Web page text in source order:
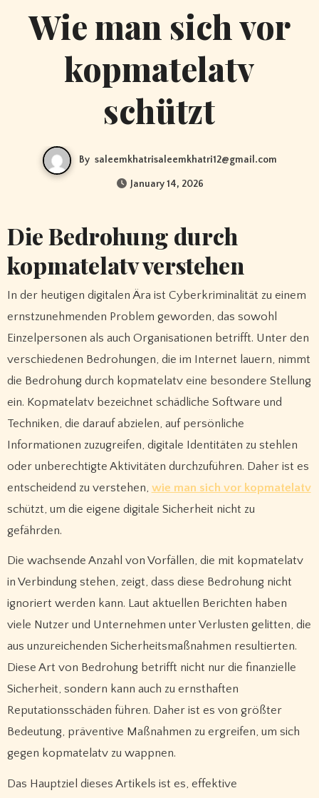
Wie man sich vor
kopmatelatv
schützt
By saleemkhatrisaleemkhatri12@gmail.com
January 14, 2026
Die Bedrohung durch
kopmatelatv verstehen
In der heutigen digitalen Ära ist Cyberkriminalität zu einem
ernstzunehmenden Problem geworden, das sowohl
Einzelpersonen als auch Organisationen betrifft. Unter den
verschiedenen Bedrohungen, die im Internet lauern, nimmt
die Bedrohung durch kopmatelatv eine besondere Stellung
ein. Kopmatelatv bezeichnet schädliche Software und
Techniken, die darauf abzielen, auf persönliche
Informationen zuzugreifen, digitale Identitäten zu stehlen
oder unberechtigte Aktivitäten durchzuführen. Daher ist es
entscheidend zu verstehen, wie man sich vor kopmatelatv
schützt, um die eigene digitale Sicherheit nicht zu
gefährden.
Die wachsende Anzahl von Vorfällen, die mit kopmatelatv
in Verbindung stehen, zeigt, dass diese Bedrohung nicht
ignoriert werden kann. Laut aktuellen Berichten haben
viele Nutzer und Unternehmen unter Verlusten gelitten, die
aus unzureichenden Sicherheitsmaßnahmen resultierten.
Diese Art von Bedrohung betrifft nicht nur die finanzielle
Sicherheit, sondern kann auch zu ernsthaften
Reputationsschäden führen. Daher ist es von größter
Bedeutung, präventive Maßnahmen zu ergreifen, um sich
gegen kopmatelatv zu wappnen.
Das Hauptziel dieses Artikels ist es, effektive